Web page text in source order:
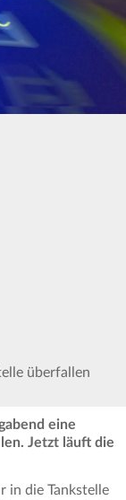
überfallen
eine
Jetzt läuft die
in die Tankstelle